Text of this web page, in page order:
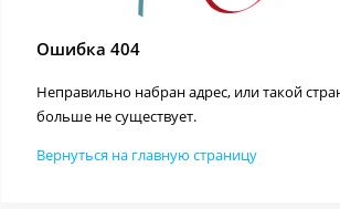
Ошибка 404
Неправильно набран адрес, или такой
больше не существует.
Вернуться на главную страницу